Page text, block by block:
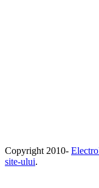
Copyright 2010-
site-ului.